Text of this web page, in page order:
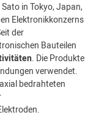
in Tokyo, Japan,
Elektronikkonzerns
der
Bauteilen
. Die Produkte
verwendet.
bedrahteten